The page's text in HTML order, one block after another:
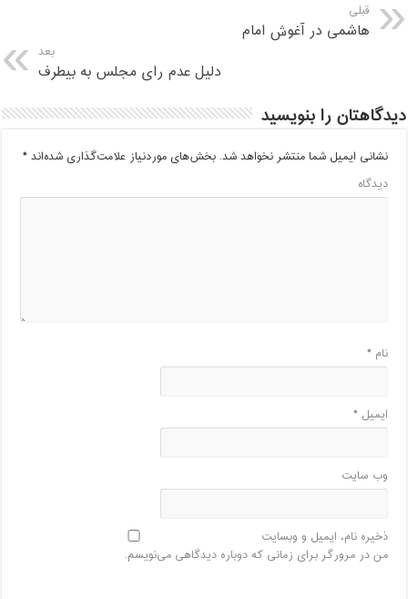
قبلی
هاشمی در آغوش امام
بعد
دلیل عدم رای مجلس به بیطرف
دیدگاهتان را بنویسید
نشانی ایمیل شما منتشر نخواهد شد. بخش‌های موردنیاز علامت‌گذاری شده‌اند*
دیدگاه
نام *
ایمیل *
وب‌ سایت
ذخیره نام، ایمیل و وبسایت
من در مرورگر برای زمانی که دوباره دیدگاهی می‌نویسم.